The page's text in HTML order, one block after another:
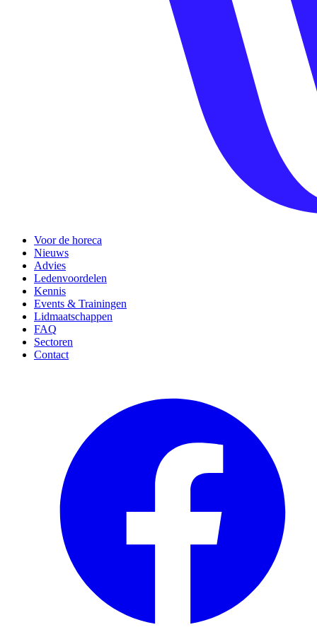
Voor de horeca
Nieuws
Advies
Ledenvoordelen
Kennis
Events & Trainingen
Lidmaatschappen
FAQ
Sectoren
Contact